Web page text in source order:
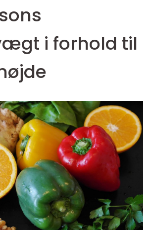
i forhold til